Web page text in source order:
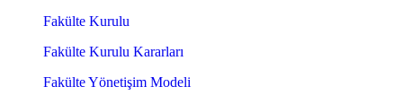
Fakülte Kurulu
Fakülte Kurulu Kararları
Fakülte Yönetişim Modeli